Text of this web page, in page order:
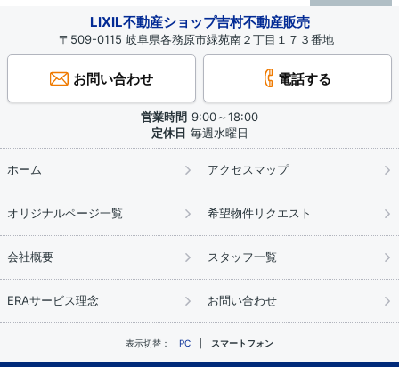
LIXIL不動産ショップ吉村不動産販売
〒509-0115 岐阜県各務原市緑苑南２丁目１７３番地
お問い合わせ 電話する
営業時間 9:00～18:00
定休日 毎週水曜日
ホーム アクセスマップ
オリジナルページ一覧 希望物件リクエスト
会社概要 スタッフ一覧
ERAサービス理念 お問い合わせ
表示切替： PC スマートフォン